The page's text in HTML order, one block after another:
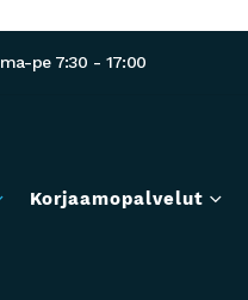
ma-pe 7:30 - 17:00
Korjaamopalvelut